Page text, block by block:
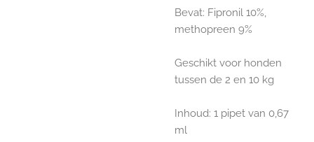
Bevat: Fipronil 10%,
methopreen 9%
Geschikt voor honden
tussen de 2 en 10 kg
Inhoud: 1 pipet van 0,67
ml